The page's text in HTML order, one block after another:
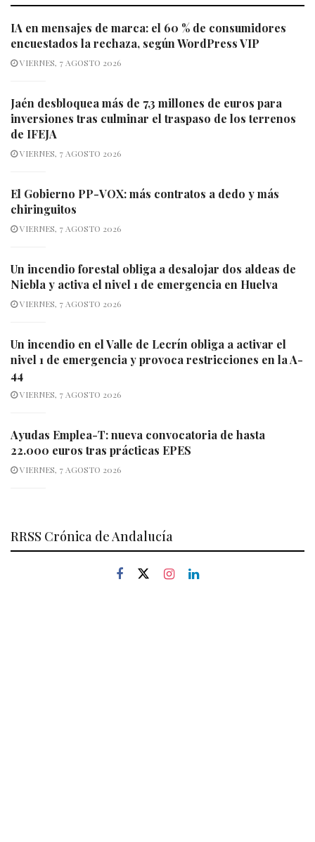
IA en mensajes de marca: el 60 % de consumidores
encuestados la rechaza, según WordPress VIP
VIERNES, 7 AGOSTO 2026
Jaén desbloquea más de 7,3 millones de euros para
inversiones tras culminar el traspaso de los terrenos
de IFEJA
VIERNES, 7 AGOSTO 2026
El Gobierno PP-VOX: más contratos a dedo y más
chiringuitos
VIERNES, 7 AGOSTO 2026
Un incendio forestal obliga a desalojar dos aldeas de
Niebla y activa el nivel 1 de emergencia en Huelva
VIERNES, 7 AGOSTO 2026
Un incendio en el Valle de Lecrín obliga a activar el
nivel 1 de emergencia y provoca restricciones en la A-
44
VIERNES, 7 AGOSTO 2026
Ayudas Emplea-T: nueva convocatoria de hasta
22.000 euros tras prácticas EPES
VIERNES, 7 AGOSTO 2026
RRSS Crónica de Andalucía